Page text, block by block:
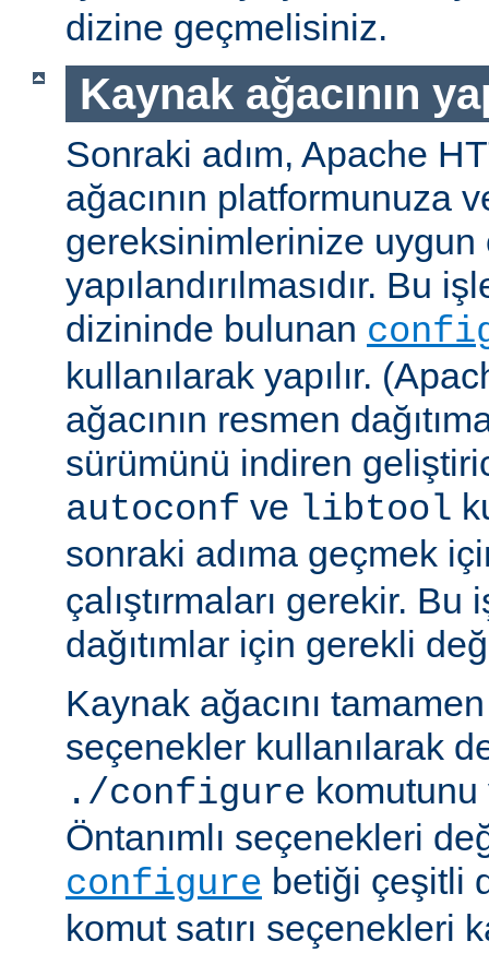
dizine geçmelisiniz.
Kaynak ağacının
Sonraki adım, Apache
ağacının platformunuza
gereksinimlerinize uygun
yapılandırılmasıdır. Bu
dizininde bulunan
kullanılarak yapılır.
ağacının resmen
sürümünü indiren
autoconf ve libtool
sonraki adıma geçmek
çalıştırmaları gerekir. Bu
dağıtımlar için gerekli
Kaynak ağacını tamamen
seçenekler kullanılarak
./configure
Öntanımlı seçenekleri
configure betiği çeşitli
komut satırı seçenekleri